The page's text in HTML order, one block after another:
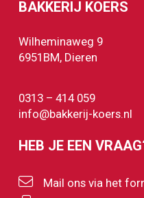
BAKKERIJ KOERS
Wilheminaweg 9
6951BM, Dieren
0313 – 414 059
info@bakkerij-koers.nl
HEB JE EEN
Mail ons via het